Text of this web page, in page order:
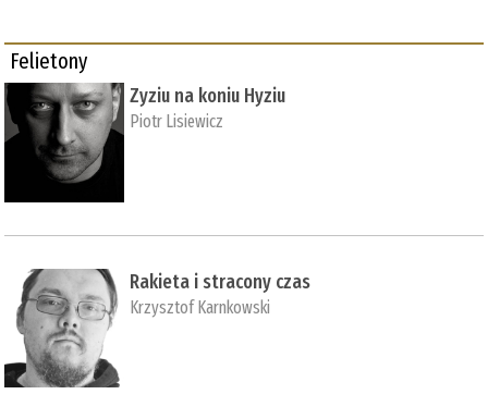
Felietony
Zyziu na koniu Hyziu
Piotr Lisiewicz
Rakieta i stracony czas
Krzysztof Karnkowski